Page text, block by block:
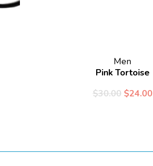
Men
Pink Tortoise
$30.00 $24.00